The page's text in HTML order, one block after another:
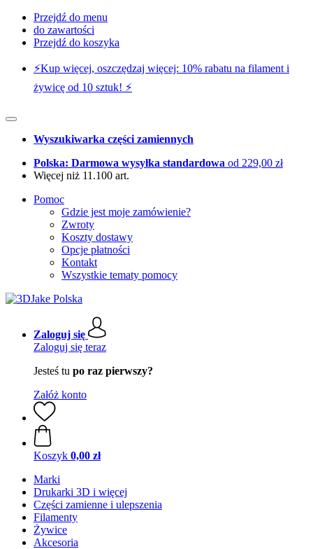
Przejdź do menu
do zawartości
Przejdź do koszyka
⚡️Kup więcej, oszczędzaj więcej: 10% rabatu na filament i
żywicę od 10 sztuk! ⚡️
Wyszukiwarka części zamiennych
Polska: Darmowa wysyłka standardowa od 229,00 zł
Więcej niż 11.100 art.
Pomoc
Gdzie jest moje zamówienie?
Zwroty
Koszty dostawy
Opcje płatności
Kontakt
Wszystkie tematy pomocy
Zaloguj się
Zaloguj się teraz
Jesteś tu po raz pierwszy?
Załóż konto
Koszyk 0,00 zł
Marki
Drukarki 3D i więcej
Części zamienne i ulepszenia
Filamenty
Żywice
Akcesoria